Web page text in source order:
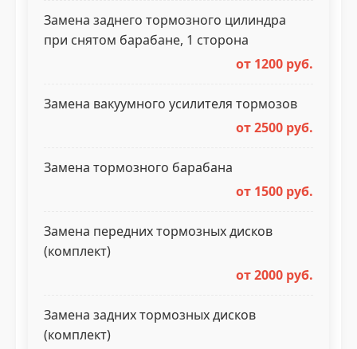
Замена заднего тормозного цилиндра
при снятом барабане, 1 сторона
от 1200 руб.
Замена вакуумного усилителя тормозов
от 2500 руб.
Замена тормозного барабана
от 1500 руб.
Замена передних тормозных дисков
(комплект)
от 2000 руб.
Замена задних тормозных дисков
(комплект)